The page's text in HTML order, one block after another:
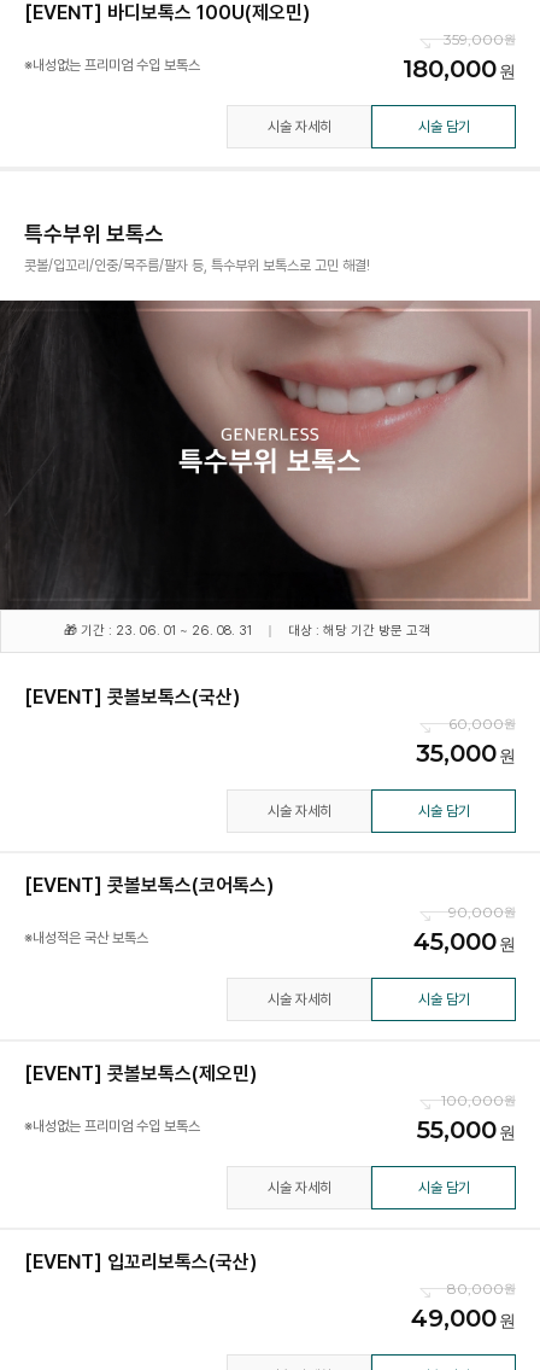
[EVENT] 바디보톡스 100U(제오민)
※내성없는 프리미엄 수입 보톡스
359,000
180,000
시술 자세히 시술 담기
특수부위 보톡스
콧볼/입꼬리/인중/목주름/팔자 등, 특수부위 보톡스로 고민 해결!
🎁 기간 : 23. 06. 01 ~ 26. 08. 31 대상 : 해당 기간 방문 고객
[EVENT] 콧볼보톡스(국산)
60,000
35,000
시술 자세히 시술 담기
[EVENT] 콧볼보톡스(코어톡스)
※내성적은 국산 보톡스
90,000
45,000
시술 자세히 시술 담기
[EVENT] 콧볼보톡스(제오민)
※내성없는 프리미엄 수입 보톡스
100,000
55,000
시술 자세히 시술 담기
[EVENT] 입꼬리보톡스(국산)
80,000
49,000